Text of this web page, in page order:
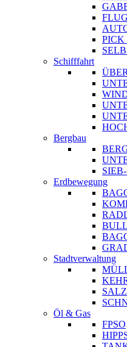
PICK
Schifffahrt
Bergbau
Erdbewegung
Stadtverwaltung
Öl & Gas
FPSO